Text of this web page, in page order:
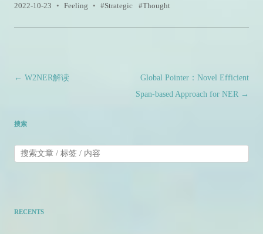
2022-10-23 • Feeling • Strategic Thought
文章导航
← W2NER解读
Global Pointer：Novel Efficient
Span-based Approach for NER →
搜索
RECENTS